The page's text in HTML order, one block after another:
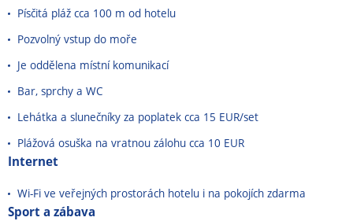
Písčitá pláž cca 100 m od hotelu
Pozvolný vstup do moře
Je oddělena místní komunikací
Bar, sprchy a WC
Lehátka a slunečníky za poplatek cca 15 EUR/set
Plážová osuška na vratnou zálohu cca 10 EUR
Internet
Wi-Fi ve veřejných prostorách hotelu i na pokojích zdarma
Sport a zábava